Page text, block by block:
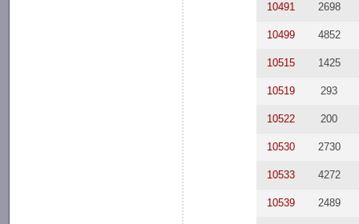
10491 2698
10499 4852
10515 1425
10519 293
10522 200
10530 2730
10533 4272
10539 2489